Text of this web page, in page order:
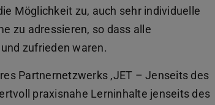
Möglichkeit zu, auch sehr individuelle
zu adressieren, so dass alle
zufrieden waren.
Partnernetzwerks ‚JET – Jenseits des
praxisnahe Lerninhalte jenseits des